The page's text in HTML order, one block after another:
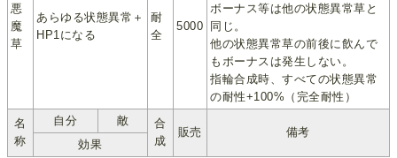
名
称
自分 敵
合
成
販売
備考
効果
悪
魔
草
あらゆる状態異常＋
HP1になる
耐
全
5000
ボーナス等は他の状態異常草と
同じ。
他の状態異常草の前後に飲んで
もボーナスは発生しない。
指輪合成時、すべての状態異常
の耐性+100%（完全耐性）